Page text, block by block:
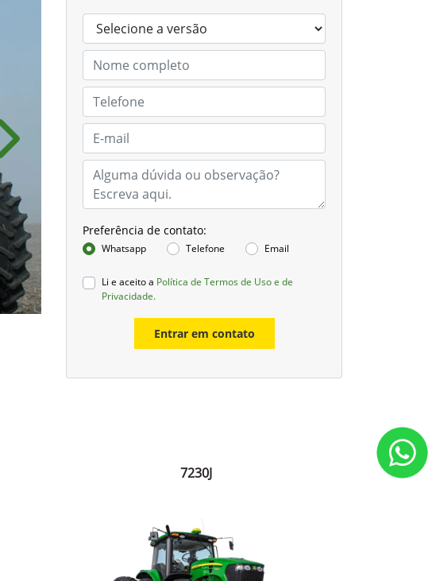
Preferência de contato:
Whatsapp Telefone Email
Li e aceito a Política de Termos de Uso e de
Privacidade.
Entrar em contato
Próximo
7230J